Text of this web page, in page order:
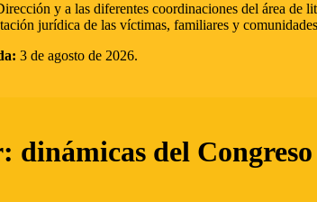
y a las diferentes coordinaciones del área
jurídica de las víctimas, familiares y
3 de agosto de 2026.
dinámicas del